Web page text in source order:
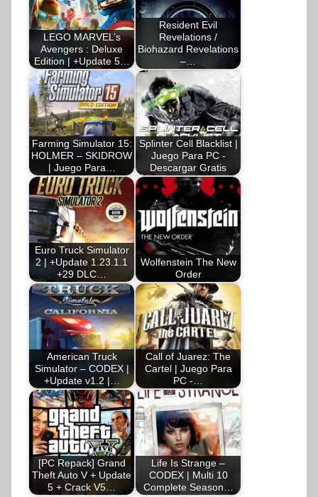
LEGO MARVEL’s
Avengers : Deluxe
Edition | +Update 5…
Resident Evil
Revelations /
Biohazard Revelations
–…
Farming Simulator 15:
HOLMER – SKIDROW
| Juego Para…
Splinter Cell Blacklist |
Juego Para PC -
Descargar Gratis
Euro Truck Simulator
2 | +Update 1.23.1.1
+29 DLC…
Wolfenstein The New
Order
American Truck
Simulator – CODEX |
+Update v1.2 |…
Call of Juarez: The
Cartel | Juego Para
PC -…
[PC Repack] Grand
Theft Auto V + Update
5 + Crack V5…
Life Is Strange –
CODEX | Multi 10
Complete Season…